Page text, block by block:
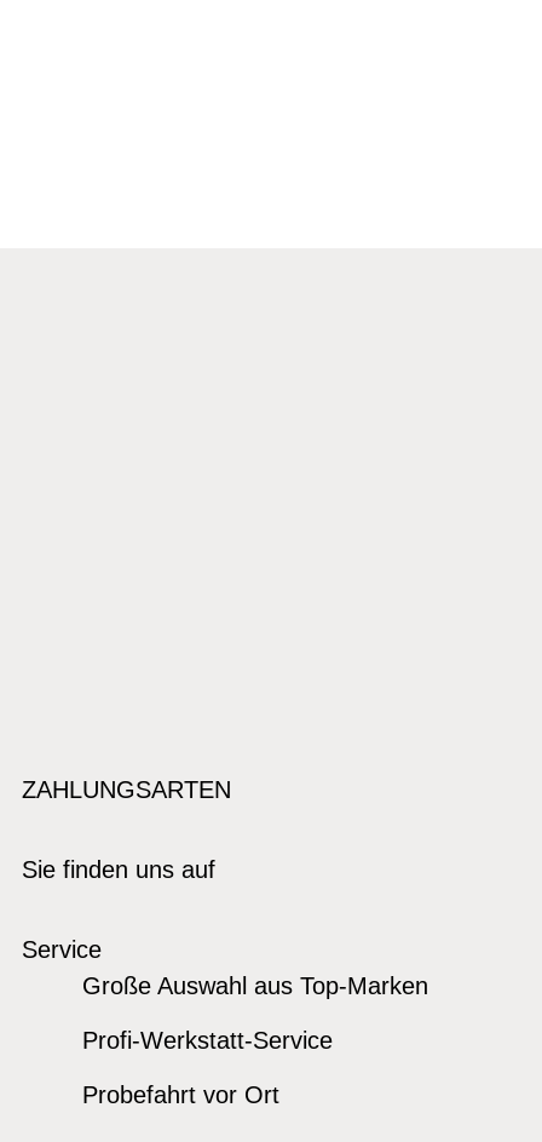
ZAHLUNGSARTEN
Sie finden uns auf
Service
Große Auswahl aus Top-Marken
Profi-Werkstatt-Service
Probefahrt vor Ort